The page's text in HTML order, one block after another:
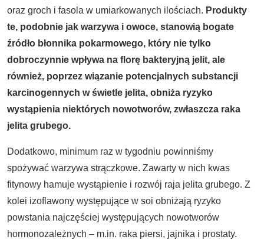
oraz groch i fasola w umiarkowanych ilościach. Produkty
te, podobnie jak warzywa i owoce, stanowią bogate
źródło błonnika pokarmowego, który nie tylko
dobroczynnie wpływa na florę bakteryjną jelit, ale
również, poprzez wiązanie potencjalnych substancji
karcinogennych w świetle jelita, obniża ryzyko
wystąpienia niektórych nowotworów, zwłaszcza raka
jelita grubego.
Dodatkowo, minimum raz w tygodniu powinniśmy
spożywać warzywa strączkowe. Zawarty w nich kwas
fitynowy hamuje wystąpienie i rozwój raja jelita grubego. Z
kolei izoflawony występujące w soi obniżają ryzyko
powstania najczęściej występujących nowotworów
hormonozależnych – m.in. raka piersi, jajnika i prostaty.